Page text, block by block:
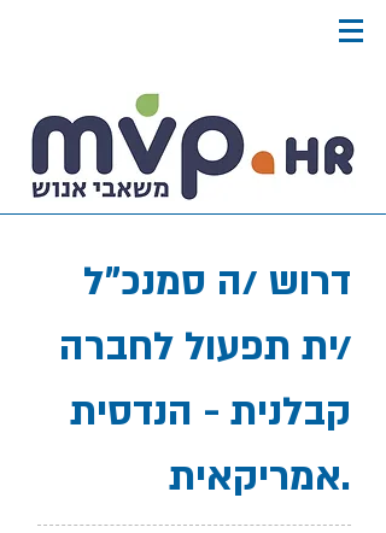
דרוש /ה סמנכ"ל
/ית תפעול לחברה
קבלנית - הנדסית
אמריקאית.